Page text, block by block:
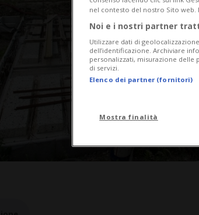
nel contesto del nostro Sito web.
Noi e i nostri partner
Utilizzare dati di
dell’identificazione. Archiviare
personalizzati, misurazione delle
di servizi.
Elenco dei partner (fornitori)
Mostra finalità